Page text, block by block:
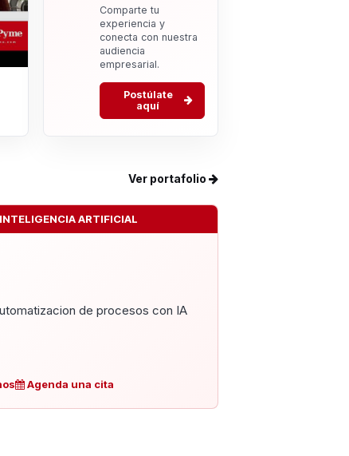
Comparte tu
experiencia y
conecta con nuestra
audiencia
empresarial.
Postúlate
aquí
Ver portafolio
INTELIGENCIA ARTIFICIAL
de procesos con IA
Agenda una cita